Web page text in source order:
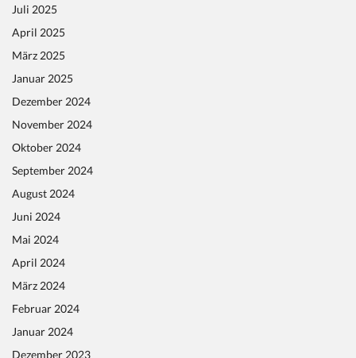
Juli 2025
April 2025
März 2025
Januar 2025
Dezember 2024
November 2024
Oktober 2024
September 2024
August 2024
Juni 2024
Mai 2024
April 2024
März 2024
Februar 2024
Januar 2024
Dezember 2023